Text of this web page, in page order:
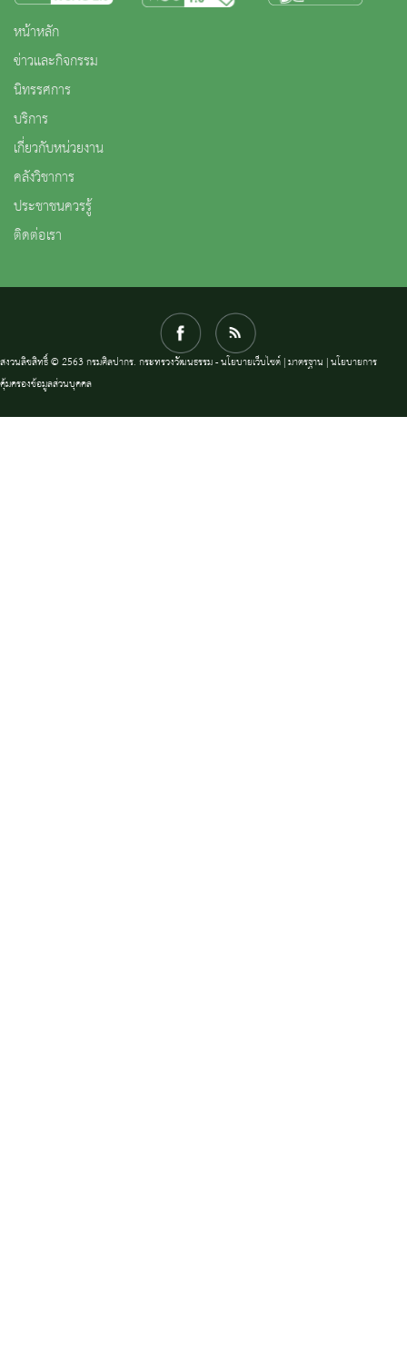
หน้าหลัก
ข่าวและกิจกรรม
นิทรรศการ
บริการ
เกี่ยวกับหน่วยงาน
คลังวิชาการ
ประชาชนควรรู้
ติดต่อเรา
สงวนลิขสิทธิ์ © 2563 กรมศิลปากร. กระทรวงวัฒนธรรม -นโยบายเว็บไซต์|มาตรฐาน |นโยบายการ
คุ้มครองข้อมูลส่วนบุคคล